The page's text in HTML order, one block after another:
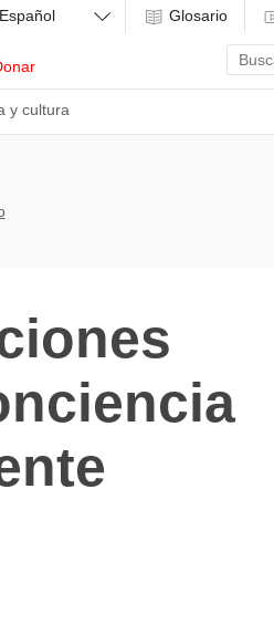
y cultura
Glosario
Enter
search
term